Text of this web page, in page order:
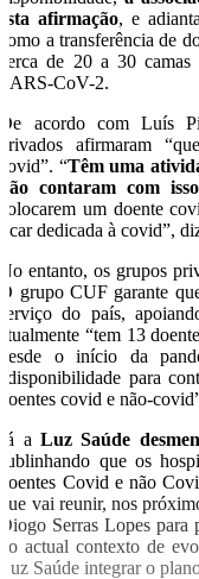
esta afirmação, e
como a transferência de
cerca de 20 a 30 camas
SARS-CoV-2.
De acordo com Luís
privados afirmaram
covid”. “Têm uma
não contaram com isso
colocarem um doente
ficar dedicada à covid”,
No entanto, os grupos
O grupo CUF garante
serviço do país,
atualmente “tem 13
desde o início da
“disponibilidade para
doentes covid e não-
Já aLuz Saúde
sublinhando que os
doentes Covid e não
que vai reunir, nos
Diogo Serras Lopes para
no actual contexto de
Luz Saúde integrar o